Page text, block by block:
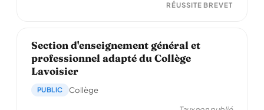
RÉUSSITE BREVET
Section d'enseignement général et
professionnel adapté du Collège
Lavoisier
PUBLIC Collège